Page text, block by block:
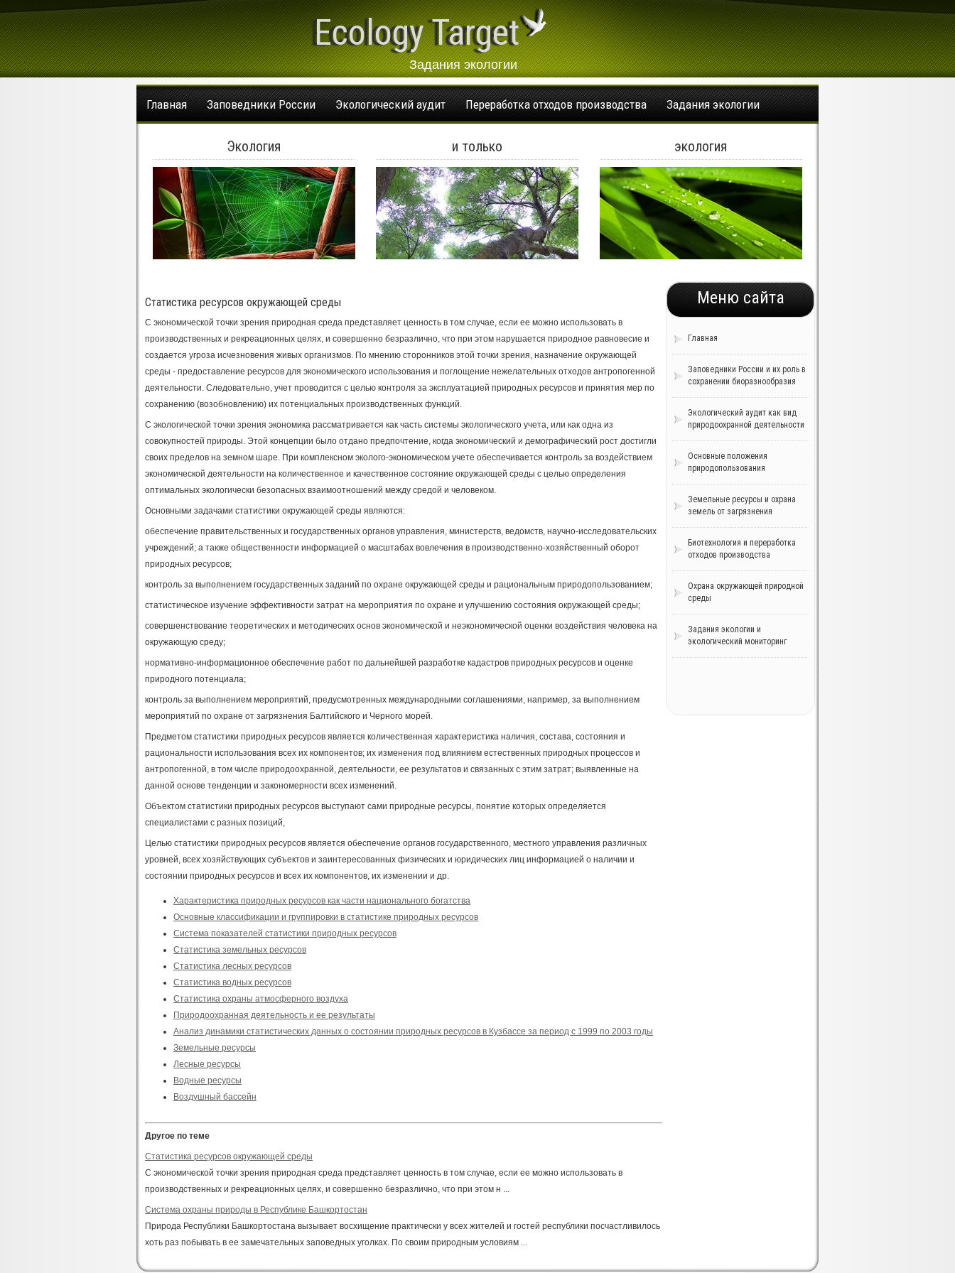
Ecology Target
Задания экологии
Главная Заповедники России Экологический аудит Переработка отходов производства Задания экологии
Экология и только экология
Меню сайта
Главная
Заповедники России и их роль в
сохранении биоразнообразия
Экологический аудит как вид
природоохранной деятельности
Основные положения
природопользования
Земельные ресурсы и охрана
земель от загрязнения
Биотехнология и переработка
отходов производства
Охрана окружающей природной
среды
Задания экологии и
экологический мониторинг
Статистика ресурсов окружающей среды
С экономической точки зрения природная среда представляет ценность в том случае, если ее можно использовать в
производственных и рекреационных целях, и совершенно безразлично, что при этом нарушается природное равновесие и
создается угроза исчезновения живых организмов. По мнению сторонников этой точки зрения, назначение окружающей
среды - предоставление ресурсов для экономического использования и поглощение нежелательных отходов антропогенной
деятельности. Следовательно, учет проводится с целью контроля за эксплуатацией природных ресурсов и принятия мер по
сохранению (возобновлению) их потенциальных производственных функций.
С экологической точки зрения экономика рассматривается как часть системы экологического учета, или как одна из
совокупностей природы. Этой концепции было отдано предпочтение, когда экономический и демографический рост достигли
своих пределов на земном шаре. При комплексном эколого-экономическом учете обеспечивается контроль за воздействием
экономической деятельности на количественное и качественное состояние окружающей среды с целью определения
оптимальных экологически безопасных взаимоотношений между средой и человеком.
Основными задачами статистики окружающей среды являются:
обеспечение правительственных и государственных органов управления, министерств, ведомств, научно-исследовательских
учреждений; а также общественности информацией о масштабах вовлечения в производственно-хозяйственный оборот
природных ресурсов;
контроль за выполнением государственных заданий по охране окружающей среды и рациональным природопользованием;
статистическое изучение эффективности затрат на мероприятия по охране и улучшению состояния окружающей среды;
совершенствование теоретических и методических основ экономической и неэкономической оценки воздействия человека на
окружающую среду;
нормативно-информационное обеспечение работ по дальнейшей разработке кадастров природных ресурсов и оценке
природного потенциала;
контроль за выполнением мероприятий, предусмотренных международными соглашениями, например, за выполнением
мероприятий по охране от загрязнения Балтийского и Черного морей.
Предметом статистики природных ресурсов является количественная характеристика наличия, состава, состояния и
рациональности использования всех их компонентов; их изменения под влиянием естественных природных процессов и
антропогенной, в том числе природоохранной, деятельности, ее результатов и связанных с этим затрат; выявленные на
данной основе тенденции и закономерности всех изменений.
Объектом статистики природных ресурсов выступают сами природные ресурсы, понятие которых определяется
специалистами с разных позиций,
Целью статистики природных ресурсов является обеспечение органов государственного, местного управления различных
уровней, всех хозяйствующих субъектов и заинтересованных физических и юридических лиц информацией о наличии и
состоянии природных ресурсов и всех их компонентов, их изменении и др.
Характеристика природных ресурсов как части национального богатства
Основные классификации и группировки в статистике природных ресурсов
Система показателей статистики природных ресурсов
Статистика земельных ресурсов
Статистика лесных ресурсов
Статистика водных ресурсов
Статистика охраны атмосферного воздуха
Природоохранная деятельность и ее результаты
Анализ динамики статистических данных о состоянии природных ресурсов в Кузбассе за период с 1999 по 2003 годы
Земельные ресурсы
Лесные ресурсы
Водные ресурсы
Воздушный бассейн
Другое по теме
Статистика ресурсов окружающей среды
С экономической точки зрения природная среда представляет ценность в том случае, если ее можно использовать в
производственных и рекреационных целях, и совершенно безразлично, что при этом н ...
Система охраны природы в Республике Башкортостан
Природа Республики Башкортостана вызывает восхищение практически у всех жителей и гостей республики посчастливилось
хоть раз побывать в ее замечательных заповедных уголках. По своим природным условиям ...